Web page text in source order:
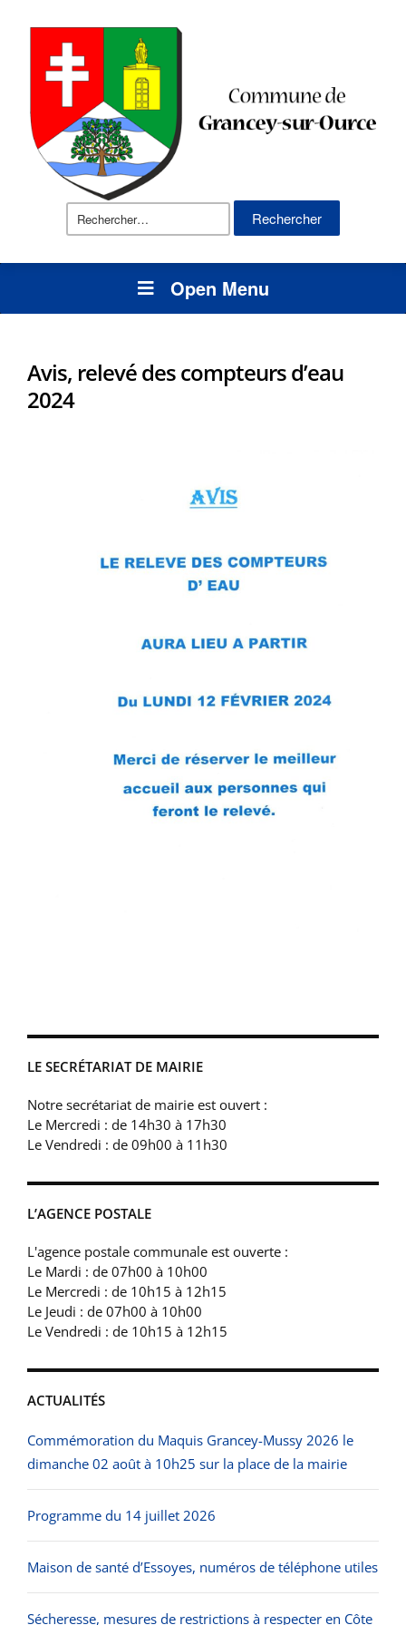
Rechercher :
Open Menu
LE SECRÉTARIAT DE MAIRIE
Notre secrétariat de mairie est ouvert :
Le Mercredi : de 14h30 à 17h30
Le Vendredi : de 09h00 à 11h30
L’AGENCE POSTALE
L'agence postale communale est ouverte :
Le Mardi : de 07h00 à 10h00
Le Mercredi : de 10h15 à 12h15
Le Jeudi : de 07h00 à 10h00
Le Vendredi : de 10h15 à 12h15
ACTUALITÉS
Commémoration du Maquis Grancey-Mussy 2026 le
dimanche 02 août à 10h25 sur la place de la mairie
Programme du 14 juillet 2026
Maison de santé d’Essoyes, numéros de téléphone utiles
Sécheresse, mesures de restrictions à respecter en Côte
Avis, relevé des compteurs d’eau
2024